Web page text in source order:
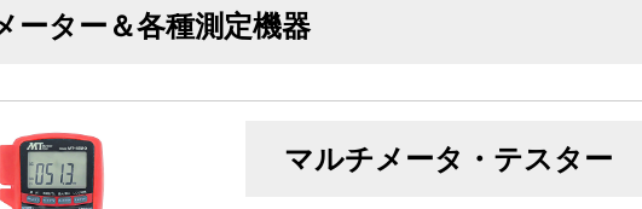
ーター＆各種測定機器
マルチメータ・テスター